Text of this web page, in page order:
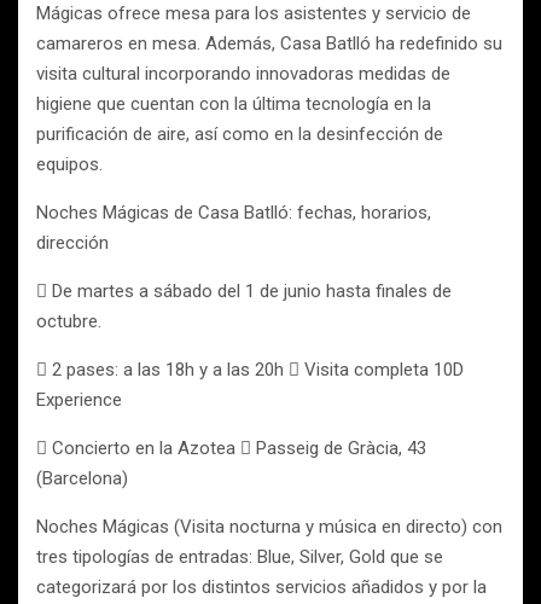
Mágicas ofrece mesa para los asistentes y servicio de
camareros en mesa. Además, Casa Batlló ha redefinido su
visita cultural incorporando innovadoras medidas de
higiene que cuentan con la última tecnología en la
purificación de aire, así como en la desinfección de
equipos.
Noches Mágicas de Casa Batlló: fechas, horarios,
dirección
 De martes a sábado del 1 de junio hasta finales de
octubre.
 2 pases: a las 18h y a las 20h  Visita completa 10D
Experience
 Concierto en la Azotea  Passeig de Gràcia, 43
(Barcelona)
Noches Mágicas (Visita nocturna y música en directo) con
tres tipologías de entradas: Blue, Silver, Gold que se
categorizará por los distintos servicios añadidos y por la